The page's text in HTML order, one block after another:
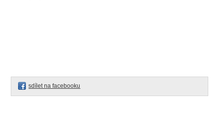
sdílet na facebooku